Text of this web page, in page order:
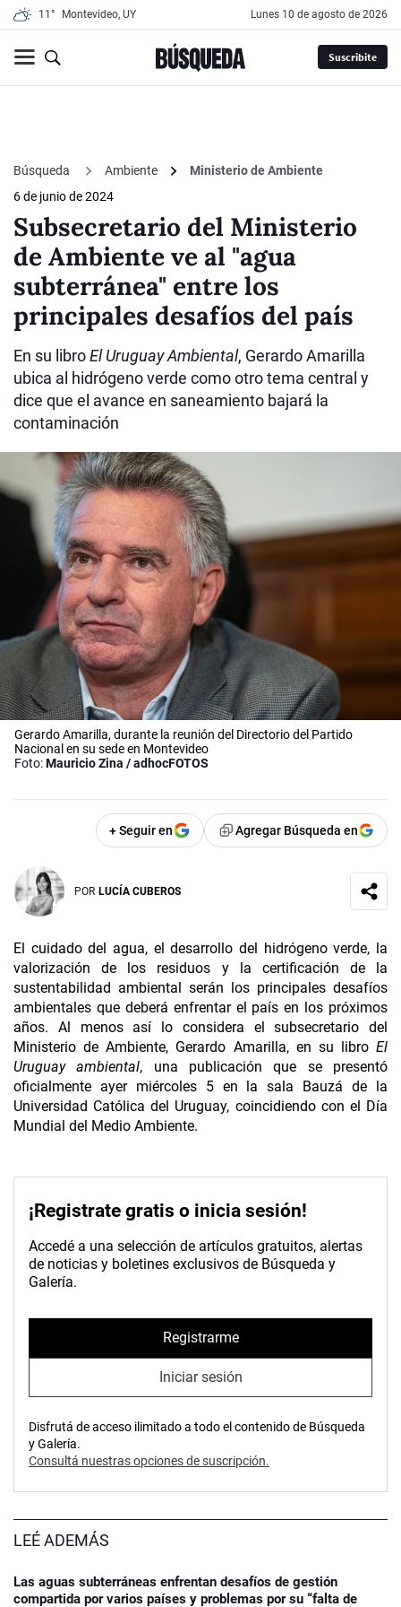
11° Montevideo, UY lunes 10 de agosto de 2026
Suscribite
Búsqueda Ambiente
Ministerio de Ambiente
6 de junio de 2024
Subsecretario del Ministerio
de Ambiente ve al "agua
subterránea" entre los
principales desafíos del país
En su libroEl Uruguay Ambiental, Gerardo Amarilla
ubica al hidrógeno verde como otro tema central y
dice que el avance en saneamiento bajará la
contaminación
Gerardo Amarilla, durante la reunión del Directorio del Partido
Nacional en su sede en Montevideo
Foto:Mauricio Zina / adhocFOTOS
+ Seguir en Agregar Búsqueda en
POR LUCÍA CUBEROS
El cuidado del agua, el desarrollo del hidrógeno verde, la
valorización de los residuos y la certificación de la
sustentabilidad ambiental serán los principales desafíos
ambientales que deberá enfrentar el país en los próximos
años. Al menos así lo considera el subsecretario del
Ministerio de Ambiente, Gerardo Amarilla, en su libro El
Uruguay ambiental, una publicación que se presentó
oficialmente ayer miércoles 5 en la sala Bauzá de la
Universidad Católica del Uruguay, coincidiendo con el Día
Mundial del Medio Ambiente.
¡Registrate gratis o inicia sesión!
Accedé a una selección de artículos gratuitos, alertas
de noticias y boletines exclusivos de Búsqueda y
Galería.
Registrarme
Iniciar sesión
Disfrutá de acceso ilimitado a todo el contenido de Búsqueda
y Galería.
Consultá nuestras opciones de suscripción.
LEÉ ADEMÁS
Las aguas subterráneas enfrentan desafíos de gestión
compartida por varios países y problemas por su “falta de